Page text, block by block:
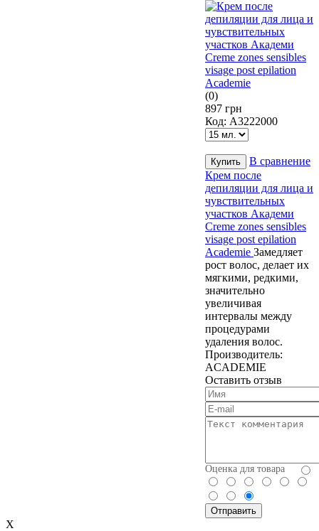
(0)
897 грн
Код: A3222000
В сравнение
Крем после
депиляции для лица и
чувствительных
участков Академи
Creme zones sensibles
visage post epilation
Academie Замедляет
рост волос, делает их
мягкими, редкими,
значительно
увеличивая
интервалы между
процедурами
удаления волос.
Производитель:
ACADEMIE
Оставить отзыв
Оценка для товара
X